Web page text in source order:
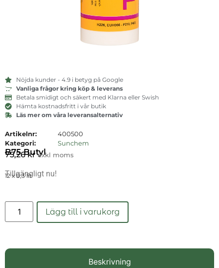
Nöjda kunder - 4.9 i betyg på Google
Vanliga frågor kring köp & leverans
Betala smidigt och säkert med Klarna eller Swish
Hämta kostnadsfritt i vår butik
Läs mer om våra leveransalternativ
Artikelnr:
400500
Kategori:
Sunchem
B75 Butyl
75,26kr exkl moms
Tillgängligt nu!
12 x 0,3 lit
Läs mer
Lägg till i varukorg
Beskrivning